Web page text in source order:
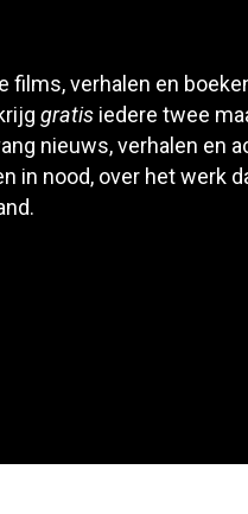
films, verhalen en
gratis iedere twee
nieuws, verhalen en
in nood, over het werk